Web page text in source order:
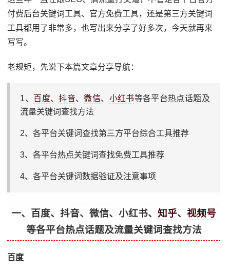
付费后台关键词工具、官方免费工具，还是第三方关键词
工具都用了非常多，也写出来分享了好多次，今天就再来
写写。
老规矩，先说下本篇文章分享导航：
1、 百度、抖音、微信、 小红书等各平台热点话题及
流量关键词查找方法
2、各平台关键词查找第三方平台综合工具推荐
3、各平台热点关键词查找免费工具推荐
4、各平台关键词数据验证及注意事项
一、百度、抖音、微信、小红书、知乎、视频号
等各平台热点话题及流量关键词查找方法
百度